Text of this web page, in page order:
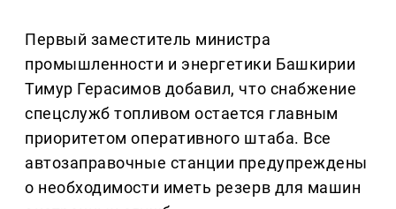
Первый заместитель министра
промышленности и энергетики Башкирии
Тимур Герасимов добавил, что снабжение
спецслужб топливом остается главным
приоритетом оперативного штаба. Все
автозаправочные станции предупреждены
о необходимости иметь резерв для машин